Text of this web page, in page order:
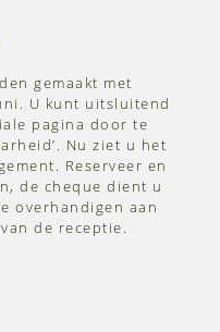
gemaakt met
U kunt uitsluitend
pagina door te
Nu ziet u het
Reserveer en
de cheque dient u
overhandigen aan
de receptie.